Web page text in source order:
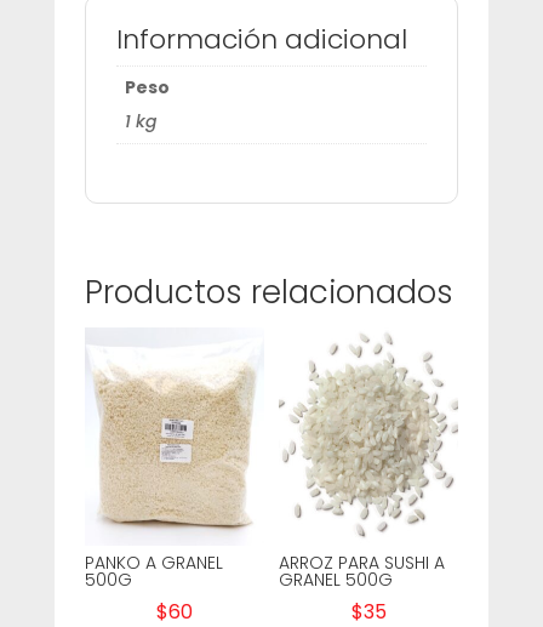
Información adicional
Peso
1 kg
Productos relacionados
PANKO A GRANEL
500G
$60
ARROZ PARA SUSHI A
GRANEL 500G
$35